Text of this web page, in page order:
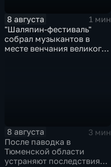
8 августа
1 мин
"Шаляпин‑фестиваль"
собрал музыкантов в
месте венчания великого
8 августа
3 мин
После паводка в
Тюменской области
устраняют последствия